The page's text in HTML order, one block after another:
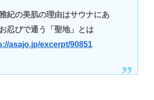
紀の美肌の理由はサウナにあ
忍びで通う「聖地」とは
asajo.jp/excerpt/90851